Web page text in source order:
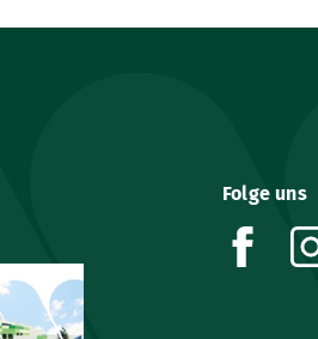
Folge uns